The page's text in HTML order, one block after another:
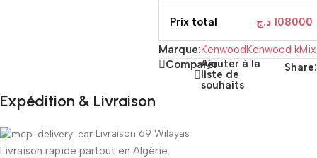
Prix ​​total 108000 د.ج
Marque:KenwoodKenwood kMix
ComparerAjouter à la
liste de
souhaits
Share:
Expédition & Livraison
Livraison 69 Wilayas
Livraison rapide partout en Algérie.